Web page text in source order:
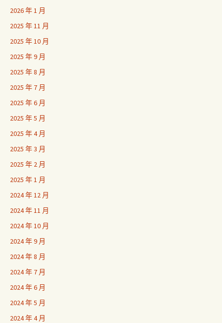
2026 年 1 月
2025 年 11 月
2025 年 10 月
2025 年 9 月
2025 年 8 月
2025 年 7 月
2025 年 6 月
2025 年 5 月
2025 年 4 月
2025 年 3 月
2025 年 2 月
2025 年 1 月
2024 年 12 月
2024 年 11 月
2024 年 10 月
2024 年 9 月
2024 年 8 月
2024 年 7 月
2024 年 6 月
2024 年 5 月
2024 年 4 月